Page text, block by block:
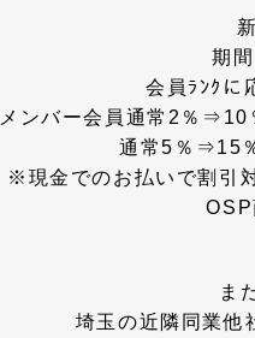
期
会員ﾗﾝｸに
メンバー会員通常2％
通常5％⇒15
※現金でのお払いで割引
OSP
ま
埼玉の近隣同業他